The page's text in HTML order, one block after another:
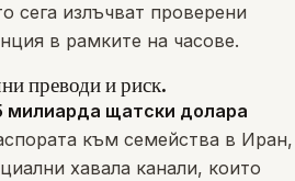
сега излъчват проверени
в рамките на часове.
преводи и риск.
милиарда щатски долара
към семейства в Иран,
хавала канали, които